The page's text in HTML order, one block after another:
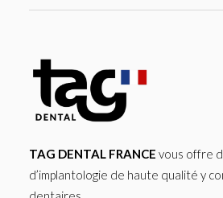
TAG DENTAL FRANCE vous offre
d’implantologie de haute qualité y